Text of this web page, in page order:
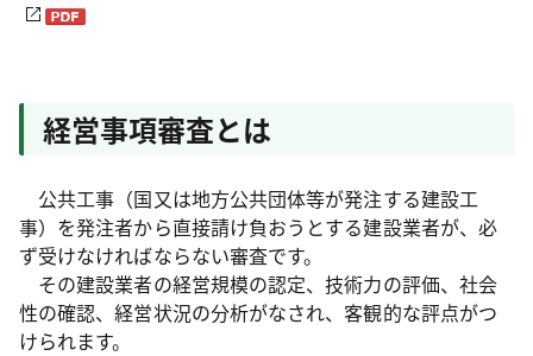
経営事項審査とは
公共工事（国又は地方公共団体等が発注する建設工
事）を発注者から直接請け負おうとする建設業者が、必
ず受けなければならない審査です。
その建設業者の経営規模の認定、技術力の評価、社会
性の確認、経営状況の分析がなされ、客観的な評点がつ
けられます。